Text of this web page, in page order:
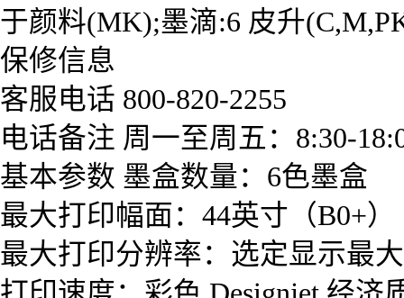
于颜料(MK);墨滴:6 皮升
保修信息
客服电话 800-820-2255
电话备注 周一至周五：8:30-
基本参数 墨盒数量：6色墨盒
最大打印幅面：44英寸（B0+）
最大打印分辨率：选定显示最